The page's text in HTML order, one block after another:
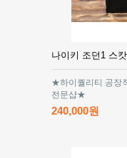
나이키 조던1 스캇
★하이퀄리티 공장
전문샵★
240,000원